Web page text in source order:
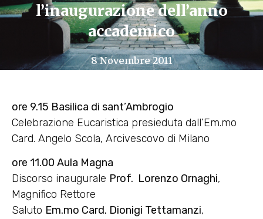
l’inaugurazione dell’anno
accademico
8 Novembre 2011
ore 9.15 Basilica di sant’Ambrogio
Celebrazione Eucaristica presieduta dall’Em.mo
Card. Angelo Scola, Arcivescovo di Milano
ore 11.00 Aula Magna
Discorso inaugurale Prof. Lorenzo Ornaghi,
Magnifico Rettore
Saluto Em.mo Card. Dionigi Tettamanzi,